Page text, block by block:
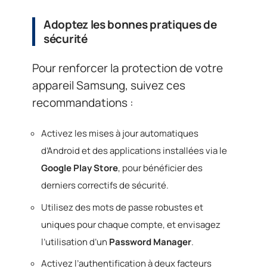
Adoptez les bonnes pratiques de
sécurité
Pour renforcer la protection de votre
appareil Samsung, suivez ces
recommandations :
Activez les mises à jour automatiques
d’Android et des applications installées via le
Google Play Store, pour bénéficier des
derniers correctifs de sécurité.
Utilisez des mots de passe robustes et
uniques pour chaque compte, et envisagez
l’utilisation d’un Password Manager.
Activez l’authentification à deux facteurs